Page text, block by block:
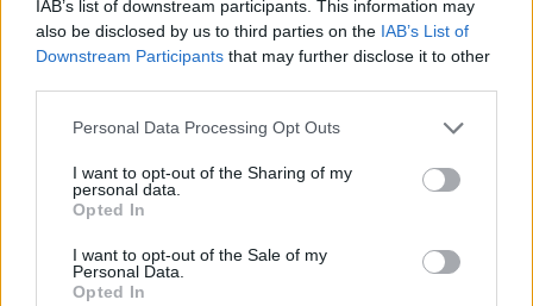
IAB’s list of downstream participants. This information may
also be disclosed by us to third parties on the IAB’s List of
Downstream Participants that may further disclose it to other
Please note that this website/app uses one or more Google
not limited to your visit or usage behaviour. You may click to
grant or deny consent to Google and its third-party tags to
use your data for below specified purposes in below Google
consent section.
Personal Data Processing Opt Outs
I want to opt-out of the Sharing of my
personal data.
Opted In
I want to opt-out of the Sale of my
Personal Data.
Opted In
grondstoffenprijzen
Sanne De Vries · 7 aug 2026